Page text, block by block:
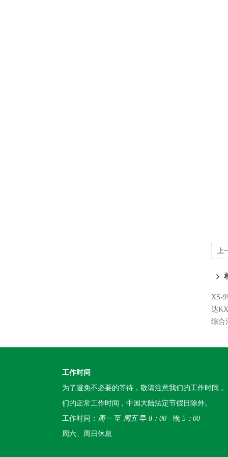
上
XS-
达
综合
工作时间
为了避免不必要的等待，敬请注意我们的工作时间
们的正常工作时间，中国大陆法定节假日除外。
工作时间： 周一至 周五早 8：00 - 晚 5：00
周六、周日休息